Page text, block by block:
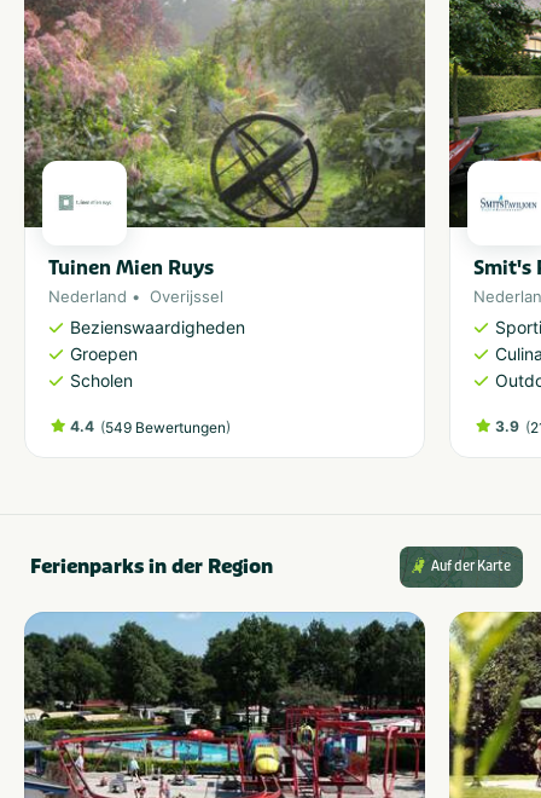
Tuinen Mien Ruys
Nederland Overijssel
Bezienswaardigheden
Groepen
Scholen
4.4 (549 Bewertungen)
Smit's
3.9 (
Ferienparks in der Region Auf der Karte